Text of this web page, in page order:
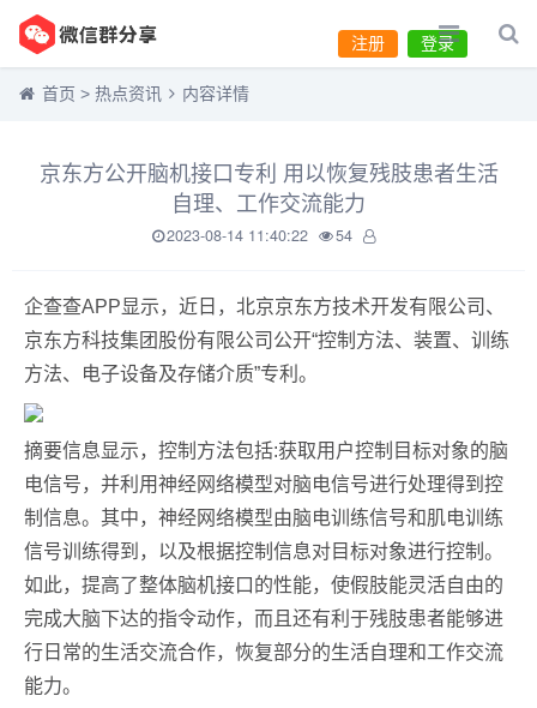
登录
注册
首页 > 热点资讯 内容详情
京东方公开脑机接口专利 用以恢复残肢患者生活
自理、工作交流能力
2023-08-14 11:40:22 54
企查查APP显示，近日，北京京东方技术开发有限公司、
京东方科技集团股份有限公司公开“控制方法、装置、训练
方法、电子设备及存储介质”专利。
摘要信息显示，控制方法包括:获取用户控制目标对象的脑
电信号，并利用神经网络模型对脑电信号进行处理得到控
制信息。其中，神经网络模型由脑电训练信号和肌电训练
信号训练得到，以及根据控制信息对目标对象进行控制。
如此，提高了整体脑机接口的性能，使假肢能灵活自由的
完成大脑下达的指令动作，而且还有利于残肢患者能够进
行日常的生活交流合作，恢复部分的生活自理和工作交流
能力。